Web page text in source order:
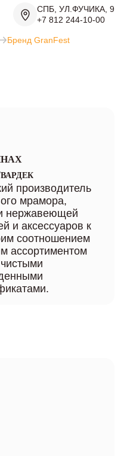
СПБ, УЛ.ФУЧИКА, 9
+7 812 244-10-00
Бренд GranFest
ВАРДЕК
производитель
мрамора,
нержавеющей
и аксессуаров к
соотношением
ассортиментом